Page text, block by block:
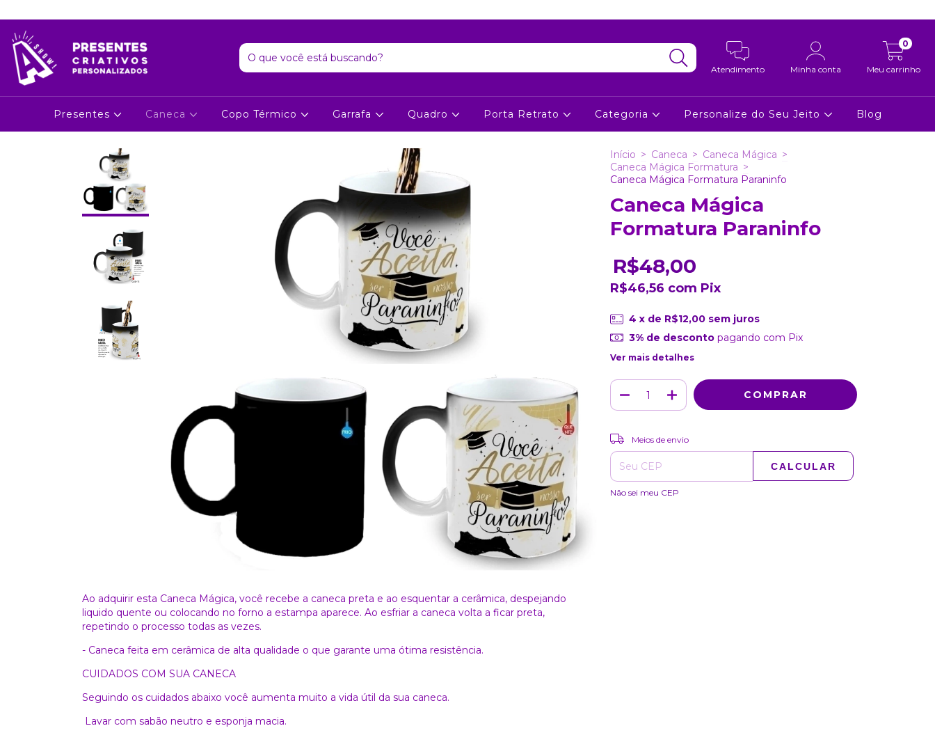
Atendimento Minha conta Meu carrinho
0
Presentes Caneca Copo Térmico Garrafa Quadro Porta Retrato Categoria Personalize do Seu Jeito Blog
Ao adquirir esta Caneca Mágica, você recebe a caneca preta e ao esquentar a cerâmica, despejando
liquido quente ou colocando no forno a estampa aparece. Ao esfriar a caneca volta a ficar preta,
repetindo o processo todas as vezes.
- Caneca feita em cerâmica de alta qualidade o que garante uma ótima resistência.
CUIDADOS COM SUA CANECA
Seguindo os cuidados abaixo você aumenta muito a vida útil da sua caneca.
Lavar com sabão neutro e esponja macia.
Início > Caneca > Caneca Mágica >
Caneca Mágica Formatura >
Caneca Mágica Formatura Paraninfo
Caneca Mágica
Formatura Paraninfo
R$48,00
R$46,56 com Pix
4 x de R$12,00 sem juros
3% de descontopagando com Pix
Ver mais detalhes
Entregas para o CEP:
Meios de envio
CALCULAR
Não sei meu CEP